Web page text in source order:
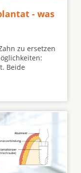
- was
zu ersetzen
Beide